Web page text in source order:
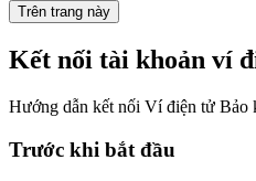
Trên trang này
Kết nối tài khoản ví
Hướng dẫn kết nối Ví điện tử Bảo
Trước khi bắt đầu